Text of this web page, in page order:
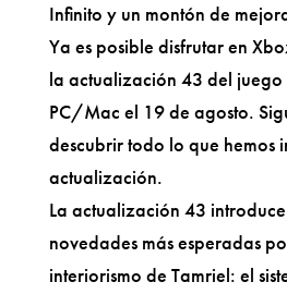
Infinito y un montón de
Ya es posible disfrutar en
la actualización 43 del
PC/Mac el 19 de agosto.
descubrir todo lo que hemos
actualización.
La actualización 43
novedades más esperadas
interiorismo de Tamriel: el